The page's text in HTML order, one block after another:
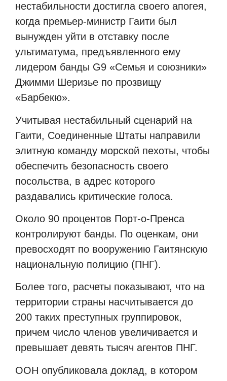
нестабильности достигла своего апогея,
когда премьер-министр Гаити был
вынужден уйти в отставку после
ультиматума, предъявленного ему
лидером банды G9 «Семья и союзники»
Джимми Шеризье по прозвищу
«Барбекю».
Учитывая нестабильный сценарий на
Гаити, Соединенные Штаты направили
элитную команду морской пехоты, чтобы
обеспечить безопасность своего
посольства, в адрес которого
раздавались критические голоса.
Около 90 процентов Порт-о-Пренса
контролируют банды. По оценкам, они
превосходят по вооружению Гаитянскую
национальную полицию (ПНГ).
Более того, расчеты показывают, что на
территории страны насчитывается до
200 таких преступных группировок,
причем число членов увеличивается и
превышает девять тысяч агентов ПНГ.
ООН опубликовала доклад, в котором